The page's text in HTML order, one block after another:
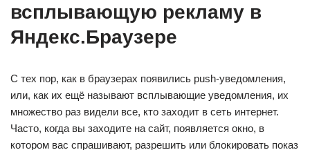
всплывающую рекламу в
Яндекс.Браузере
С тех пор, как в браузерах появились push-уведомления,
или, как их ещё называют всплывающие уведомления, их
множество раз видели все, кто заходит в сеть интернет.
Часто, когда вы заходите на сайт, появляется окно, в
котором вас спрашивают, разрешить или блокировать показ